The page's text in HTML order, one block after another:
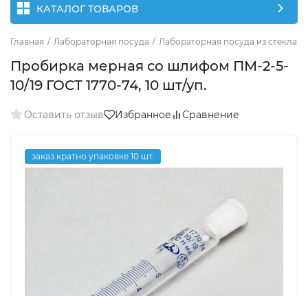
КАТАЛОГ ТОВАРОВ
Главная / Лабораторная посуда / Лабораторная посуда из стекла
Пробирка мерная со шлифом ПМ-2-5-
10/19 ГОСТ 1770-74, 10 шт/уп.
Оставить отзыв Избранное Сравнение
заказ кратно упаковке 10 шт.